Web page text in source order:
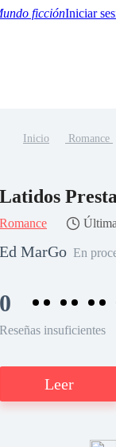
ficciónIniciar
Inicio Romance
Latidos
Romance
Ed MarGo En
0
Reseñas insuficientes
Leer